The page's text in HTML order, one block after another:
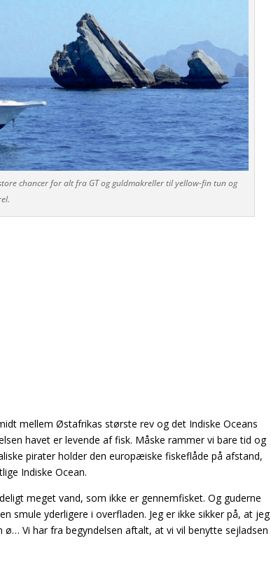
chancer for alt fra GT og guldmakreller til yellow-fin tun og
mellem Østafrikas størsterev og det Indiske Oceans
havet er levende af fisk. Måske rammer vi bare tid og
pirater holder den europæiske fiskeflåde på afstand,
Indiske Ocean.
meget vand, som ikke er gennemfisket. Og guderne
smule yderligere i overfladen. Jeg er ikke sikker på, at jeg
Vi har fra begyndelsen aftalt, at vi vil benytte sejladsen